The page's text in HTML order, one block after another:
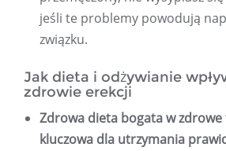
jeśli te problemy powodują
związku.
Jak dieta i odżywianie
zdrowie erekcji
Zdrowa dieta bogata w zdrowe
kluczowa dla utrzymania